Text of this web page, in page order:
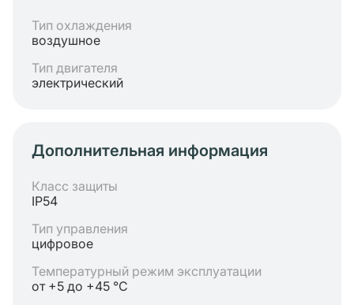
Тип охлаждения
воздушное
Тип двигателя
электрический
Дополнительная информация
Класс защиты
IP54
Тип управления
цифровое
Температурный режим эксплуатации
от +5 до +45 °C